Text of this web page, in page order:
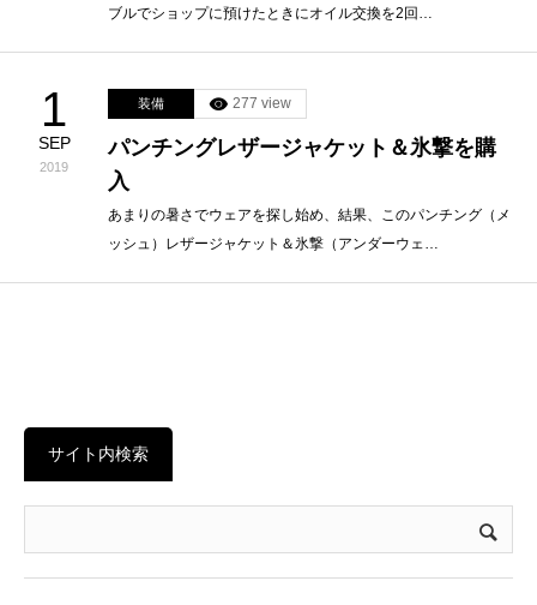
ブルでショップに預けたときにオイル交換を2回…
1
SEP
2019
装備 277 view
パンチングレザージャケット＆氷撃を購
入
あまりの暑さでウェアを探し始め、結果、このパンチング（メ
ッシュ）レザージャケット＆氷撃（アンダーウェ…
サイト内検索